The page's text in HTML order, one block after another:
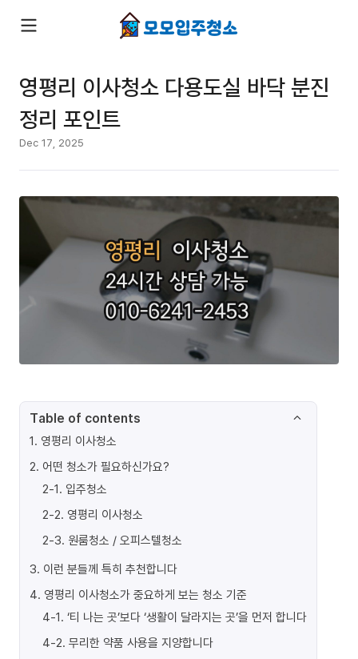
영평리 이사청소 다용도실 바닥 분진
정리 포인트
Dec 17, 2025
Table of contents
1. 영평리 이사청소
2. 어떤 청소가 필요하신가요?
2-1. 입주청소
2-2. 영평리 이사청소
2-3. 원룸청소 / 오피스텔청소
3. 이런 분들께 특히 추천합니다
4. 영평리 이사청소가 중요하게 보는 청소 기준
4-1. ‘티 나는 곳’보다 ‘생활이 달라지는 곳’을 먼저 합니다
4-2. 무리한 약품 사용을 지양합니다